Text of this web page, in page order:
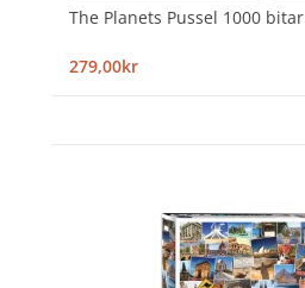
The Planets Pussel 1000 bitar
279,00kr